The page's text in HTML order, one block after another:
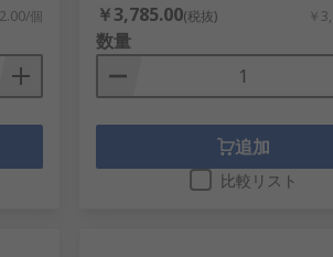
個 ￥3,785.00(税抜) ￥
数量
追加
比較リスト